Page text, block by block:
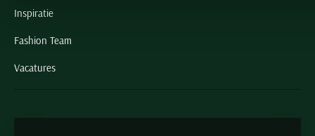
Inspiratie
Fashion Team
Vacatures